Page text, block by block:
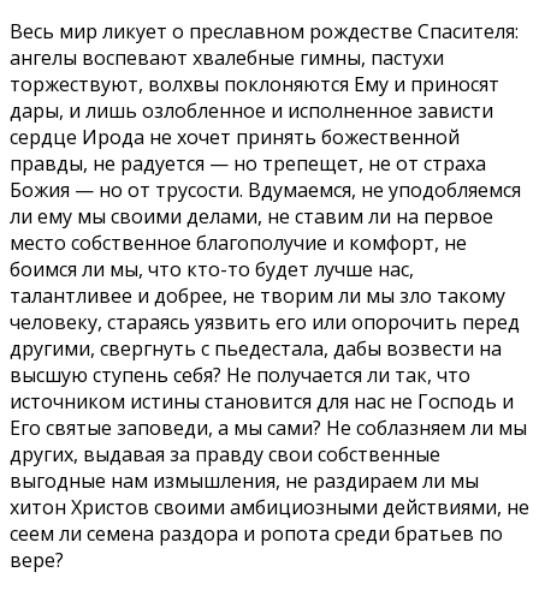
Весь мир ликует о преславном рождестве Спасителя:
ангелы воспевают хвалебные гимны, пастухи
торжествуют, волхвы поклоняются Ему и приносят
дары, и лишь озлобленное и исполненное зависти
сердце Ирода не хочет принять божественной
правды, не радуется — но трепещет, не от страха
Божия — но от трусости. Вдумаемся, не уподобляемся
ли ему мы своими делами, не ставим ли на первое
место собственное благополучие и комфорт, не
боимся ли мы, что кто-то будет лучше нас,
талантливее и добрее, не творим ли мы зло такому
человеку, стараясь уязвить его или опорочить перед
другими, свергнуть с пьедестала, дабы возвести на
высшую ступень себя? Не получается ли так, что
источником истины становится для нас не Господь и
Его святые заповеди, а мы сами? Не соблазняем ли мы
других, выдавая за правду свои собственные
выгодные нам измышления, не раздираем ли мы
хитон Христов своими амбициозными действиями, не
сеем ли семена раздора и ропота среди братьев по
вере?